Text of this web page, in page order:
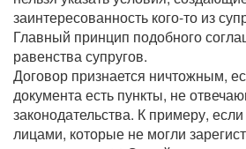
заинтересованность кого-то из
Главный принцип подобного
равенства супругов.
Договор признается ничтожным,
документа есть пункты, не
законодательства. К примеру,
лицами, которые не могли